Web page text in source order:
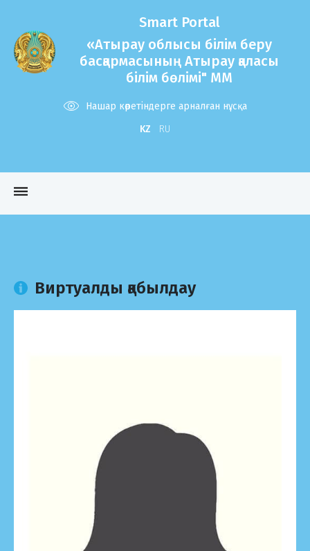
Smart Portal
«Атырау облысы білім беру
басқармасының Атырау қаласы
білім бөлімі" ММ
Нашар көретіндерге арналған нұсқа
KZ
RU
dehaze
Виртуалды қабылдау